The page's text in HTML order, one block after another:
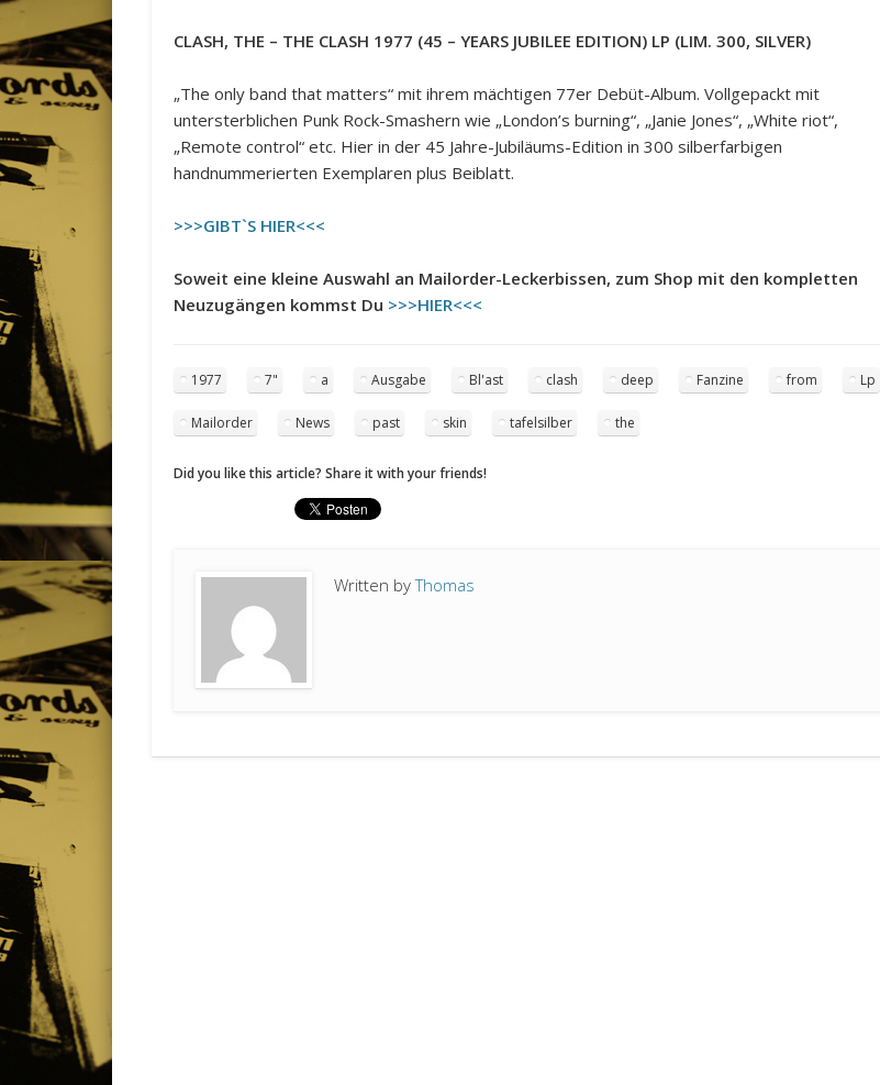
CLASH, THE – THE CLASH 1977 (45 – YEARS JUBILEE EDITION) LP (LIM. 300, SILVER)
„The only band that matters“ mit ihrem mächtigen 77er Debüt-Album. Vollgepackt mit
untersterblichen Punk Rock-Smashern wie „London’s burning“, „Janie Jones“, „White riot“,
„Remote control“ etc. Hier in der 45 Jahre-Jubiläums-Edition in 300 silberfarbigen
handnummerierten Exemplaren plus Beiblatt.
>>>GIBT`S HIER<<<
Soweit eine kleine Auswahl an Mailorder-Leckerbissen, zum Shop mit den kompletten
Neuzugängen kommst Du >>>HIER<<<
1977 7" a Ausgabe Bl'ast clash deep Fanzine from Lp
Mailorder News past skin tafelsilber the
Did you like this article? Share it with your friends!
Written byThomas